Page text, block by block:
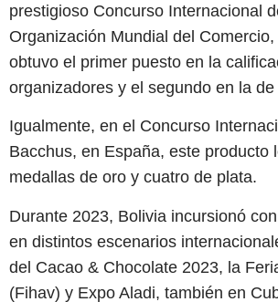
prestigioso Concurso Internacional
Organización Mundial del
obtuvo el primer puesto en la
organizadores y el segundo en la
Igualmente, en el Concurso
Bacchus, en España, este producto
medallas de oro y cuatro de plata.
Durante 2023, Bolivia incursionó
en distintos escenarios
del Cacao & Chocolate 2023, la
(Fihav) y Expo Aladi, también en